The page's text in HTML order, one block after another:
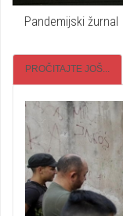
Pandemijski žurnal
PROČITAJTE JOŠ...